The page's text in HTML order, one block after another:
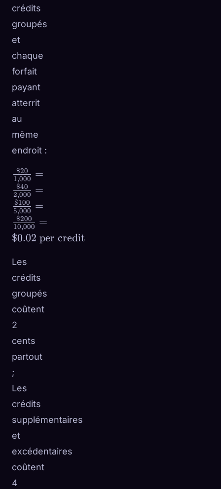
crédits
groupés
et
chaque
forfait
payant
atterrit
au
même
endroit :
\frac{\$20}
{1{,}000} =
\frac{\$40}
{2{,}000} =
\frac{\$100}
{5{,}000} =
{10{,}000}
= \$0.02
\text{ per
credit}
1,000
$20 =
2,000
$40 =
5,000
$100 =
10,000
$200
=
$0.02 per credit
Les
crédits
groupés
coûtent
2
cents
partout
;
Les
crédits
supplémentaires
et
excédentaires
coûtent
4